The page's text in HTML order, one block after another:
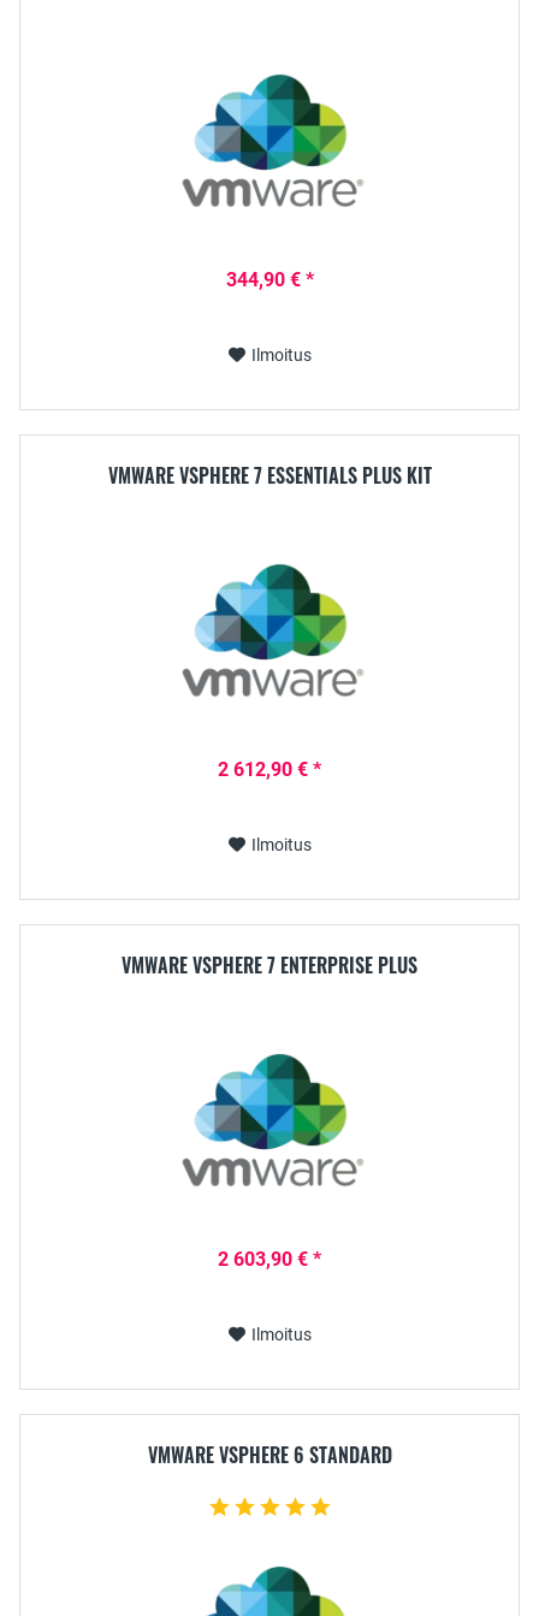
344,90 € *
Ilmoitus
VMWARE VSPHERE 7 ESSENTIALS PLUS KIT
2 612,90 € *
Ilmoitus
VMWARE VSPHERE 7 ENTERPRISE PLUS
2 603,90 € *
Ilmoitus
VMWARE VSPHERE 6 STANDARD